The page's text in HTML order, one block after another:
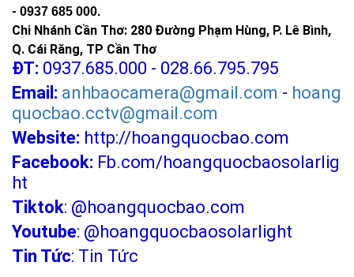
- 0937 685 000.
Chi Nhánh Cần Thơ: 280 Đường Phạm Hùng, P. Lê Bình,
Q. Cái Răng, TP Cần Thơ
ĐT: 0937.685.000 - 028.66.795.795
Email: anhbaocamera@gmail.com - hoang
quocbao.cctv@gmail.com
Website: http://hoangquocbao.com
Facebook: Fb.com/hoangquocbaosolarlig
ht
Tiktok: @hoangquocbao.com
Youtube: @hoangquocbaosolarlight
Tin Tức: Tin Tức